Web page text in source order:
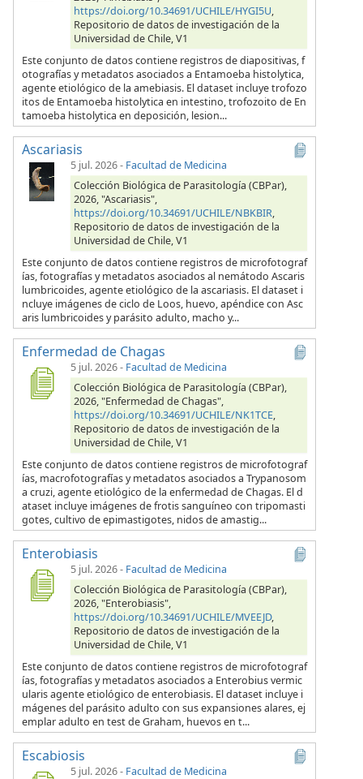
https://doi.org/10.34691/UCHILE/HYGI5U,
Repositorio de datos de investigación de la
Universidad de Chile, V1
Este conjunto de datos contiene registros de diapositivas, f
otografías y metadatos asociados a Entamoeba histolytica,
agente etiológico de la amebiasis. El dataset incluye trofozo
itos de Entamoeba histolytica en intestino, trofozoito de En
tamoeba histolytica en deposición, lesion...
Ascariasis
5 jul. 2026- Facultad de Medicina
Colección Biológica de Parasitología (CBPar),
2026, "Ascariasis",
https://doi.org/10.34691/UCHILE/NBKBIR,
Repositorio de datos de investigación de la
Universidad de Chile, V1
Este conjunto de datos contiene registros de microfotograf
ías, fotografías y metadatos asociados al nemátodo Ascaris
lumbricoides, agente etiológico de la ascariasis. El dataset i
ncluye imágenes de ciclo de Loos, huevo, apéndice con Asc
aris lumbricoides y parásito adulto, macho y...
Enfermedad de Chagas
5 jul. 2026- Facultad de Medicina
Colección Biológica de Parasitología (CBPar),
2026, "Enfermedad de Chagas",
https://doi.org/10.34691/UCHILE/NK1TCE,
Repositorio de datos de investigación de la
Universidad de Chile, V1
Este conjunto de datos contiene registros de microfotograf
ías, macrofotografías y metadatos asociados a Trypanosom
a cruzi, agente etiológico de la enfermedad de Chagas. El d
ataset incluye imágenes de frotis sanguíneo con tripomasti
gotes, cultivo de epimastigotes, nidos de amastig...
Enterobiasis
5 jul. 2026- Facultad de Medicina
Colección Biológica de Parasitología (CBPar),
2026, "Enterobiasis",
https://doi.org/10.34691/UCHILE/MVEEJD,
Repositorio de datos de investigación de la
Universidad de Chile, V1
Este conjunto de datos contiene registros de microfotograf
ías, fotografías y metadatos asociados a Enterobius vermic
ularis agente etiológico de enterobiasis. El dataset incluye i
mágenes del parásito adulto con sus expansiones alares, ej
emplar adulto en test de Graham, huevos en t...
Escabiosis
5 jul. 2026- Facultad de Medicina